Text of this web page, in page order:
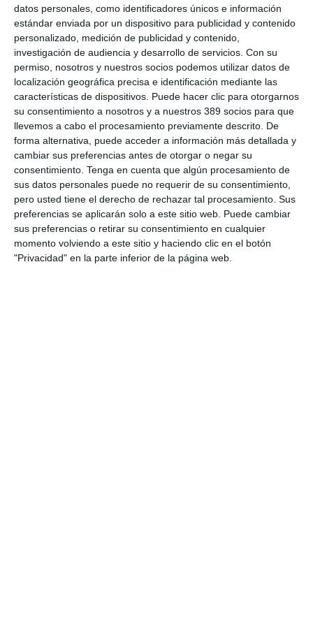
datos personales, como identificadores únicos e información
estándar enviada por un dispositivo para publicidad y contenido
personalizado, medición de publicidad y contenido,
investigación de audiencia y desarrollo de servicios. Con su
permiso, nosotros y nuestros socios podemos utilizar datos de
localización geográfica precisa e identificación mediante las
características de dispositivos. Puede hacer clic para otorgarnos
su consentimiento a nosotros y a nuestros 389 socios para que
llevemos a cabo el procesamiento previamente descrito. De
forma alternativa, puede acceder a información más detallada y
cambiar sus preferencias antes de otorgar o negar su
consentimiento. Tenga en cuenta que algún procesamiento de
sus datos personales puede no requerir de su consentimiento,
pero usted tiene el derecho de rechazar tal procesamiento. Sus
preferencias se aplicarán solo a este sitio web. Puede cambiar
sus preferencias o retirar su consentimiento en cualquier
momento volviendo a este sitio y haciendo clic en el botón
"Privacidad" en la parte inferior de la página web.
Sin embargo otros siniestroshan bajadosustancialmente
comolas lesionesque han disminuido un21%"porque están
ligadas a la circulación de vehículos y el confinamiento las ha
reducido", apunta Tusell. Así ha ocurrido también con las
pólizas que cubren a empresas,que han provocado un25%
menosde siniestros, llegando a descender su frecuencia un
55% durante los meses de confinamiento como consecuencia
del cierre temporal de muchas de ellas.
LO ÚLTIMO
La verdad sobre la IA en el seguro: qué funciona ya y qué sigue
siendo una promesa
Munich Re alcanza un beneficio de casi 4.000 millones y
mantiene sus previsiones para 2026
Allianz gana un 15,5% más en el semestre y confirma sus
objetivos para 2026